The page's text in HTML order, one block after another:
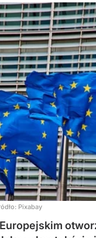
Pixabay